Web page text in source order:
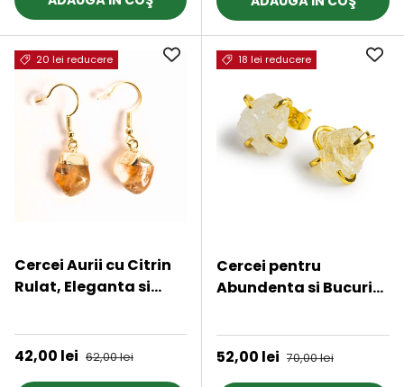
20 lei reducere
Cercei Aurii cu Citrin
Rulat, Eleganta si
Preț de vânzare
42,00 lei Preț obișnuit
62,00 lei
18 lei reducere
Cercei pentru
Abundenta si Bucurie
Preț de vânzare
52,00 lei Preț obișnuit
70,00 lei